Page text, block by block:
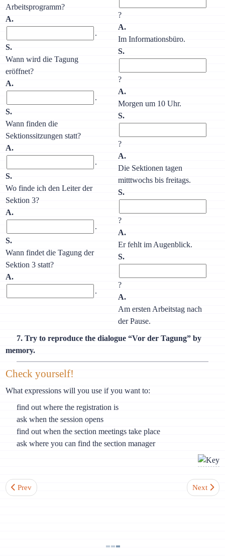
Arbeitsprogramm?
A.
.
S.
Wann wird die Tagung
eröffnet?
A.
.
S.
Wann finden die
Sektionssitzungen statt?
A.
.
S.
Wo finde ich den Leiter der
Sektion 3?
A.
.
S.
Wann findet die Tagung der
Sektion 3 statt?
A.
.
?
A.
Im Informationsbüro.
S.
?
A.
Morgen um 10 Uhr.
S.
?
A.
Die Sektionen tagen
mitttwochs bis freitags.
S.
?
A.
Er fehlt im Augenblick.
S.
?
A.
Am ersten Arbeitstag nach
der Pause.
7. Try to reproduce the dialogue “Vor der Tagung” by
memory.
Check yourself!
What expressions will you use if you want to:
find out where the registration is
ask when the session opens
find out when the section meetings take place
ask where you can find the section manager
Previous article: Lesson 15-5. Revision: “Travelling”
Prev Next
Next